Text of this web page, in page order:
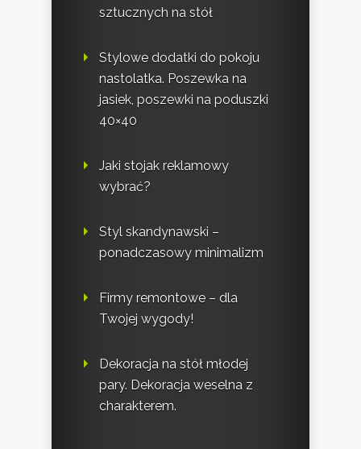
sztucznych na stół
Stylowe dodatki do pokoju
nastolatka. Poszewka na
jasiek, poszewki na poduszki
40×40
Jaki stojak reklamowy
wybrać?
Styl skandynawski –
ponadczasowy minimalizm
Firmy remontowe – dla
Twojej wygody!
Dekoracja na stół młodej
pary. Dekoracja weselna z
charakterem.